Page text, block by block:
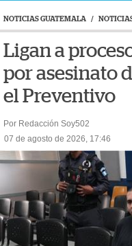
NOTICIAS GUATEMALA /
Ligan a
por asesinato
el Preventivo
Por Redacción Soy502
07 de agosto de 2026, 17:46